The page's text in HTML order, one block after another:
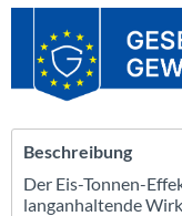
Beschreibung
Der Eis-Tonnen-
langanhaltende